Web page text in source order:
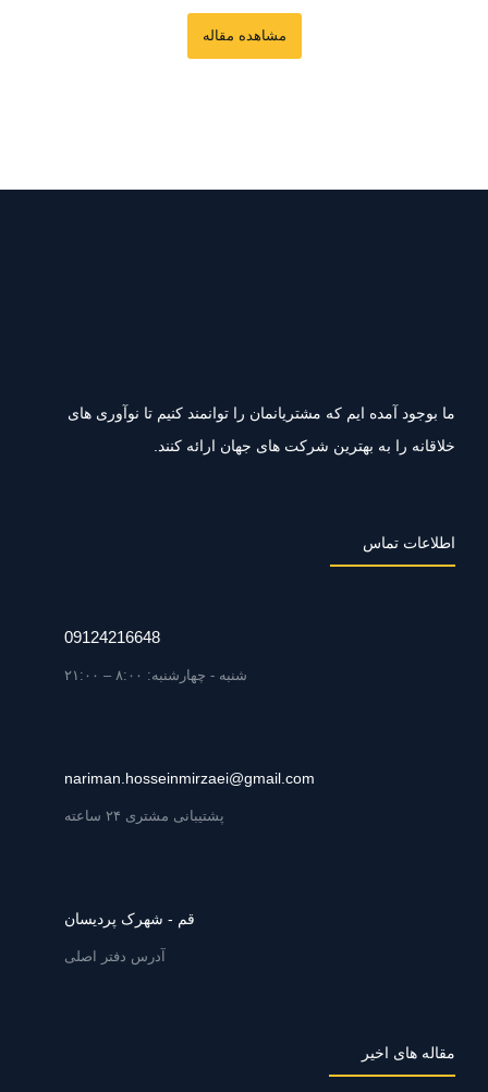
مشاهده مقاله
ما بوجود آمده ایم که مشتریانمان را توانمند کنیم تا نوآوری های
خلاقانه را به بهترین شرکت های جهان ارائه کنند.
اطلاعات تماس
09124216648
شنبه - چهارشنبه: ۸:۰۰ – ۲۱:۰۰
nariman.hosseinmirzaei@gmail.com
پشتیبانی مشتری ۲۴ ساعته
قم - شهرک پردیسان
آدرس دفتر اصلی
مقاله های اخیر